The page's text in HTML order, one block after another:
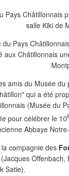
amis du Musée
qui a été
(Musée du
pour célébrer le 10
Abbaye
compagnie des
(Jacques
Satie).